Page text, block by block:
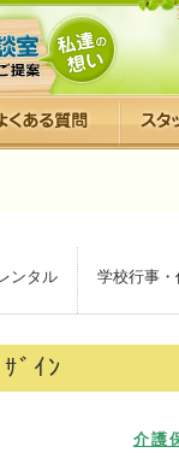
ンタル 学校行事・
ﾞｲﾝ
介護